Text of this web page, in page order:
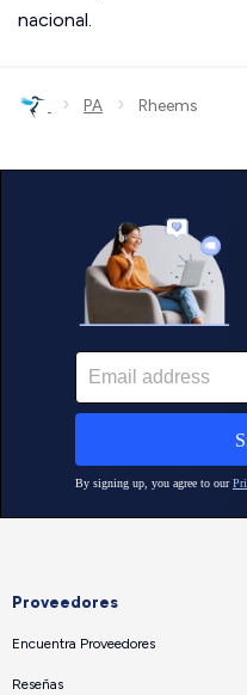
nacional.
› PA › Rheems
Proveedores
Encuentra Proveedores
Reseñas